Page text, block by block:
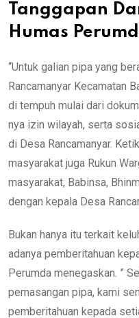
Tanggapan
Humas
“Untuk galian pipa yang
Rancamanyar Kecamatan
di tempuh mulai dari
nya izin wilayah, serta
di Desa Rancamanyar.
masyarakat juga Rukun
masyarakat, Babinsa,
dengan kepala Desa
Bukan hanya itu terkait
adanya pemberitahuan
Perumda menegaskan. ”
pemasangan pipa, kami
pemberitahuan kepada